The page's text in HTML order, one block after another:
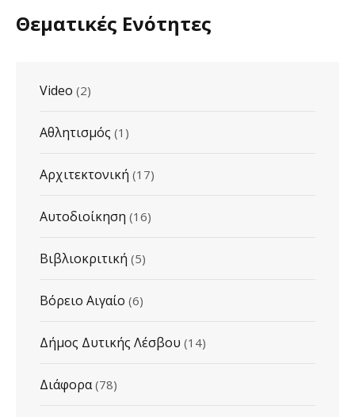
Θεματικές Ενότητες
Video (2)
Αθλητισμός (1)
Αρχιτεκτονική (17)
Αυτοδιοίκηση (16)
Βιβλιοκριτική (5)
Βόρειο Αιγαίο (6)
Δήμος Δυτικής Λέσβου (14)
Διάφορα(78)